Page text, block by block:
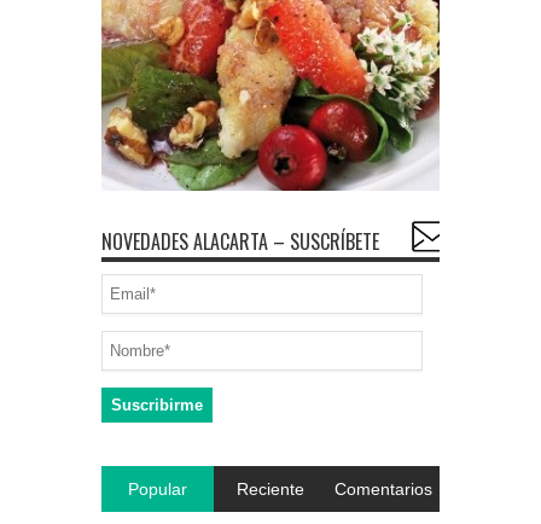
NOVEDADES ALACARTA – SUSCRÍBETE
Popular Reciente Comentarios